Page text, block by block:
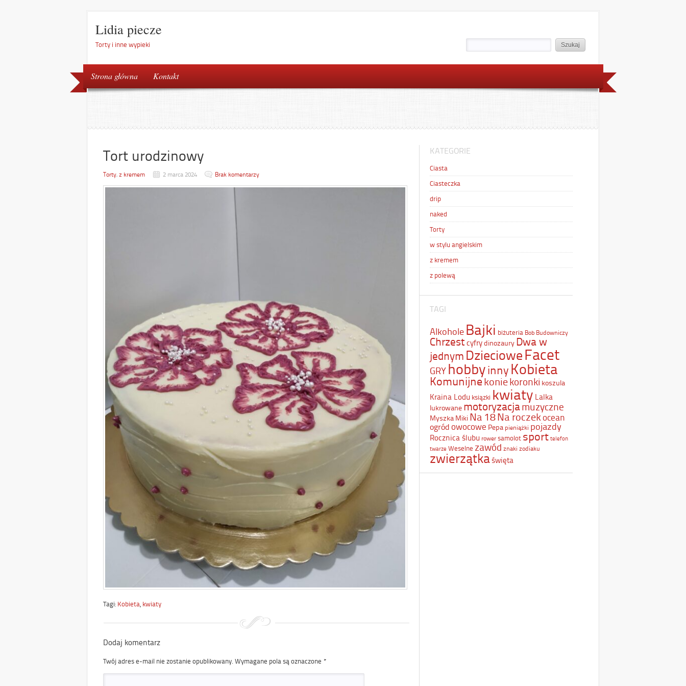
Lidia piecze
Torty i inne wypieki
Strona główna Kontakt
Tort urodzinowy
Torty, z kremem 2 marca 2024 Brak komentarzy
Tagi: Kobieta, kwiaty
Dodaj komentarz
Twój adres e-mail nie zostanie opublikowany. Wymagane pola są oznaczone *
KATEGORIE
Ciasta
Ciasteczka
drip
naked
Torty
w stylu angielskim
z kremem
z polewą
TAGI
Alkohole Bajki biżuteria Bob Budowniczy
Chrzest cyfrydinozaury Dwa w
jednym DziecioweFacet
GRY hobbyinny Kobieta
Komunijnekoniekoronki koszula
Kraina Lodu ksiązki kwiaty Lalka
lukrowane motoryzacjamuzyczne
Myszka Miki Na 18Na roczekocean
ogród owocowe Pepa pieniążki pojazdy
Rocznica ślubu rower samolot sport telefon
twarze Weselne zawód znaki zodiaku
zwierzątkaświęta